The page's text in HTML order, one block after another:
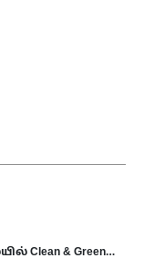
Clean & Green…